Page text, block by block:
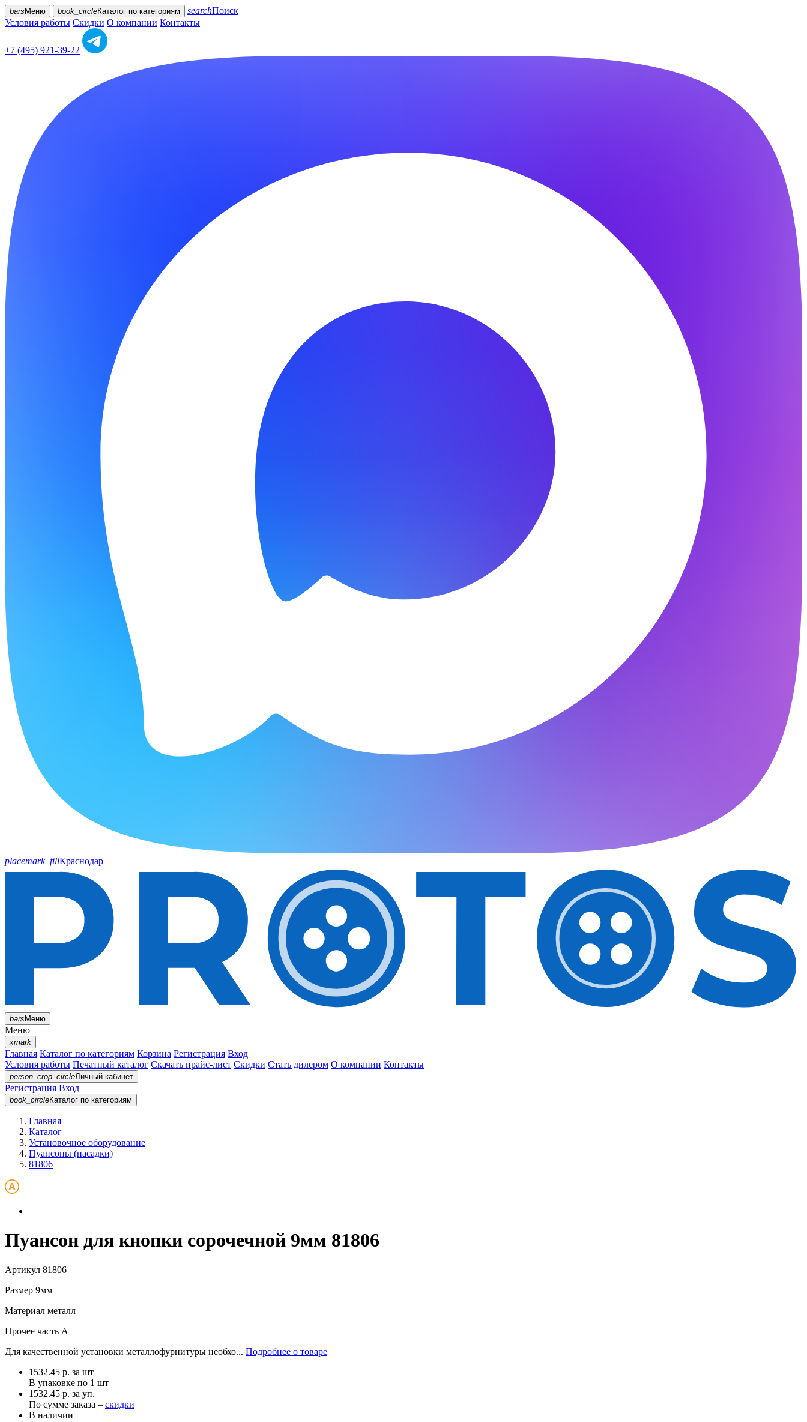
bars Меню book_circleКаталог по категориям searchПоиск
Условия работы Скидки О компании Контакты
+7 (495) 921-39-22
placemark_fillКраснодар
barsМеню
Меню
xmark
Главная Каталог по категориям Корзина Регистрация Вход
Условия работы Печатный каталог Скачать прайс-лист Скидки Стать дилером О компании Контакты
person_crop_circleЛичный кабинет
Регистрация Вход
book_circleКаталог по категориям
Главная
Каталог
Установочное оборудование
Пуансоны (насадки)
81806
Пуансон для кнопки сорочечной 9мм 81806
Артикул 81806
Размер 9мм
Материал металл
Прочее часть A
Для качественной установки металлофурнитуры необхо... Подробнее о товаре
1532.45 р. за шт
В упаковке по 1 шт
1532.45 р. за уп.
По сумме заказа – скидки
В наличии